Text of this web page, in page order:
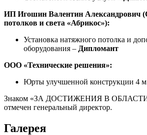
ИП Игошин Валентин Александрович
потолков и света «Абрикос»):
Установка натяжного потолка и
оборудования – Дипломант
ООО «Технические решения»:
Юрты улучшенной конструкции 4 м
Знаком «ЗА ДОСТИЖЕНИЯ В
отмечен генеральный директор.
Галерея